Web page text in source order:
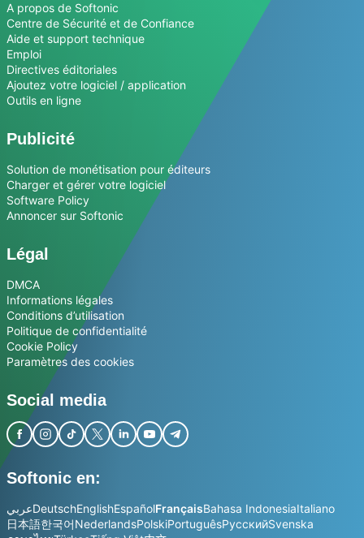
A propos de Softonic
Centre de Sécurité et de Confiance
Aide et support technique
Emploi
Directives éditoriales
Ajoutez votre logiciel / application
Outils en ligne
Publicité
Solution de monétisation pour éditeurs
Charger et gérer votre logiciel
Software Policy
Annoncer sur Softonic
Légal
DMCA
Informations légales
Conditions d’utilisation
Politique de confidentialité
Cookie Policy
Paramètres des cookies
Social media
Softonic en:
عربيDeutschEnglishEspañolFrançaisBahasa IndonesiaItaliano
日本語한국어NederlandsPolskiPortuguêsРусскийSvenska